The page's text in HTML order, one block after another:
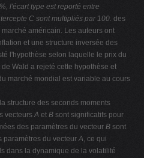
l'écart type est reporté entre
C sont multipliés par 100. des
américain. Les auteurs ont
et une structure inversée des
l'hypothèse selon laquelle le prix du
Wald a rejeté cette hypothèse et
marché mondial est variable au cours
structure des seconds moments
vecteursA et B sont significatifs pour
des paramètres du vecteur B sont
paramètres du vecteurA, ce qui
dans la dynamique de la volatilité